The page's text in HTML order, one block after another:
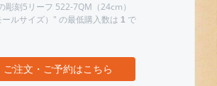
彫刻5リーフ 522-7QM（24cm）
ールサイズ）" の最低購入数は 1 で
ご注文・ご予約はこちら